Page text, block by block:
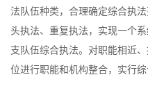
法队伍种类，合理确定综合执
头执法、重复执法，实现一个
支队伍综合执法。对职能相近
位进行职能和机构整合，实行综